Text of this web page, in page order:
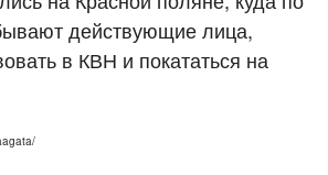
действующие лица,
в КВН и покататься на